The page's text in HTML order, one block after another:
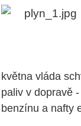
května vláda
paliv v dopravě
benzínu a nafty